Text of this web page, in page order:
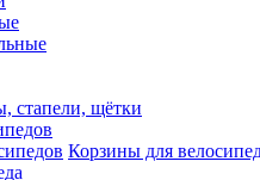
стапели, щётки
Корзины для